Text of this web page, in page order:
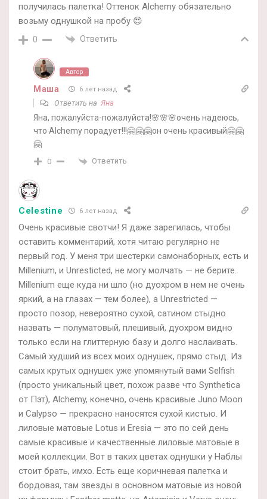
получилась палетка! Оттенок Alchemy обязательно
возьму однушкой на пробу 😍
0 Ответить
Автор
Маша 6 лет назад
Ответить на Яна
Яна, пожалуйста-пожалуйста!🌸🌸🌸очень надеюсь,
что Alchemy порадует!!!🤗🤗🤗он очень красивый🤗🤗
🤗
0 Ответить
Celestine 6 лет назад
Очень красивые свотчи! Я даже зарегилась, чтобы
оставить комментарий, хотя читаю регулярно не
первый год. У меня три шестерки самонаборных, есть и
Millenium, и Unresticted, не могу молчать — не берите.
Millenium еще куда ни шло (но дуохром в нем не очень
яркий, а на глазах — тем более), а Unrestricted —
просто позор, невероятно сухой, сатином стыдно
назвать — полуматовый, плешивый, дуохром видно
только если на глиттерную базу и долго наслаивать.
Самый худший из всех моих однушек, прямо стыд. Из
самых крутых однушек уже упомянутый вами Selfish
(просто уникальный цвет, похож разве что Synthetica
от Пэт), Alchemy, конечно, очень красивые Juno Moon
и Calypso — прекрасно наносятся сухой кистью. И
лиловые матовые Lotus и Eresia — это по сей день
самые красивые и качественные лиловые матовые в
моей коллекции. Вот в таких цветах однушки у Наблы
стоит брать, имхо. Есть еще коричневая палетка и
бордовая, там звезды в основном матовые из новой